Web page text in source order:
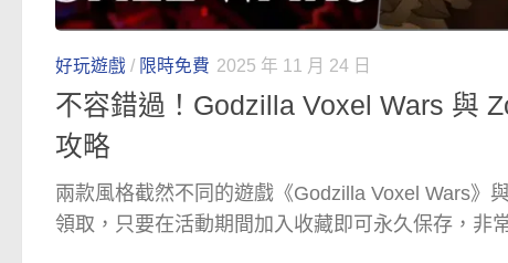
好玩遊戲 / 限時免費 2025 年 11 月 24 日
不容錯過！Godzilla Voxel Wars 與
攻略
兩款風格截然不同的遊戲《Godzilla Voxel Wars》
領取，只要在活動期間加入收藏即可永久保存，非